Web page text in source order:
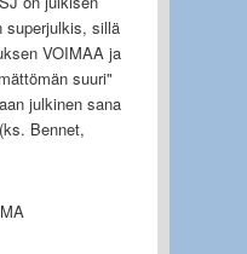
superjulkis, sillä
VOIMAA ja
suuri"
julkinen sana
Bennet,